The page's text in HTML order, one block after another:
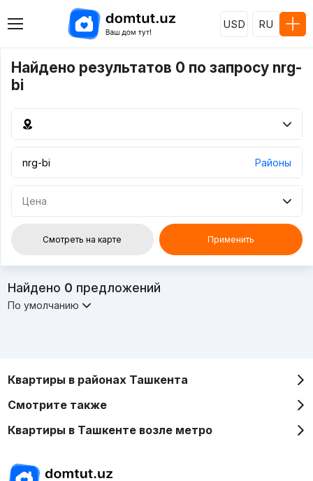
USD RU
Найдено результатов 0 по запросу nrg-
bi
Районы
Цена
Смотреть на карте Применить
Найдено 0 предложений
По умолчанию
Квартиры в районах Ташкента
Смотрите также
Квартиры в Ташкенте возле метро